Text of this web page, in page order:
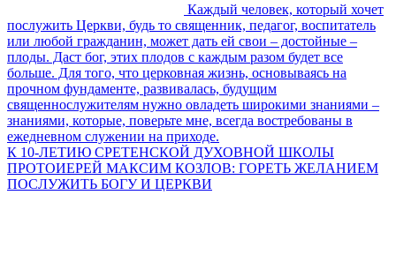
Каждый человек, который хочет
послужить Церкви, будь то священник, педагог, воспитатель
или любой гражданин, может дать ей свои – достойные –
плоды. Даст бог, этих плодов с каждым разом будет все
больше. Для того, что церковная жизнь, основываясь на
прочном фундаменте, развивалась, будущим
священнослужителям нужно овладеть широкими знаниями –
знаниями, которые, поверьте мне, всегда востребованы в
ежедневном служении на приходе.
К 10-ЛЕТИЮ СРЕТЕНСКОЙ ДУХОВНОЙ ШКОЛЫ
ПРОТОИЕРЕЙ МАКСИМ КОЗЛОВ: ГОРЕТЬ ЖЕЛАНИЕМ
ПОСЛУЖИТЬ БОГУ И ЦЕРКВИ